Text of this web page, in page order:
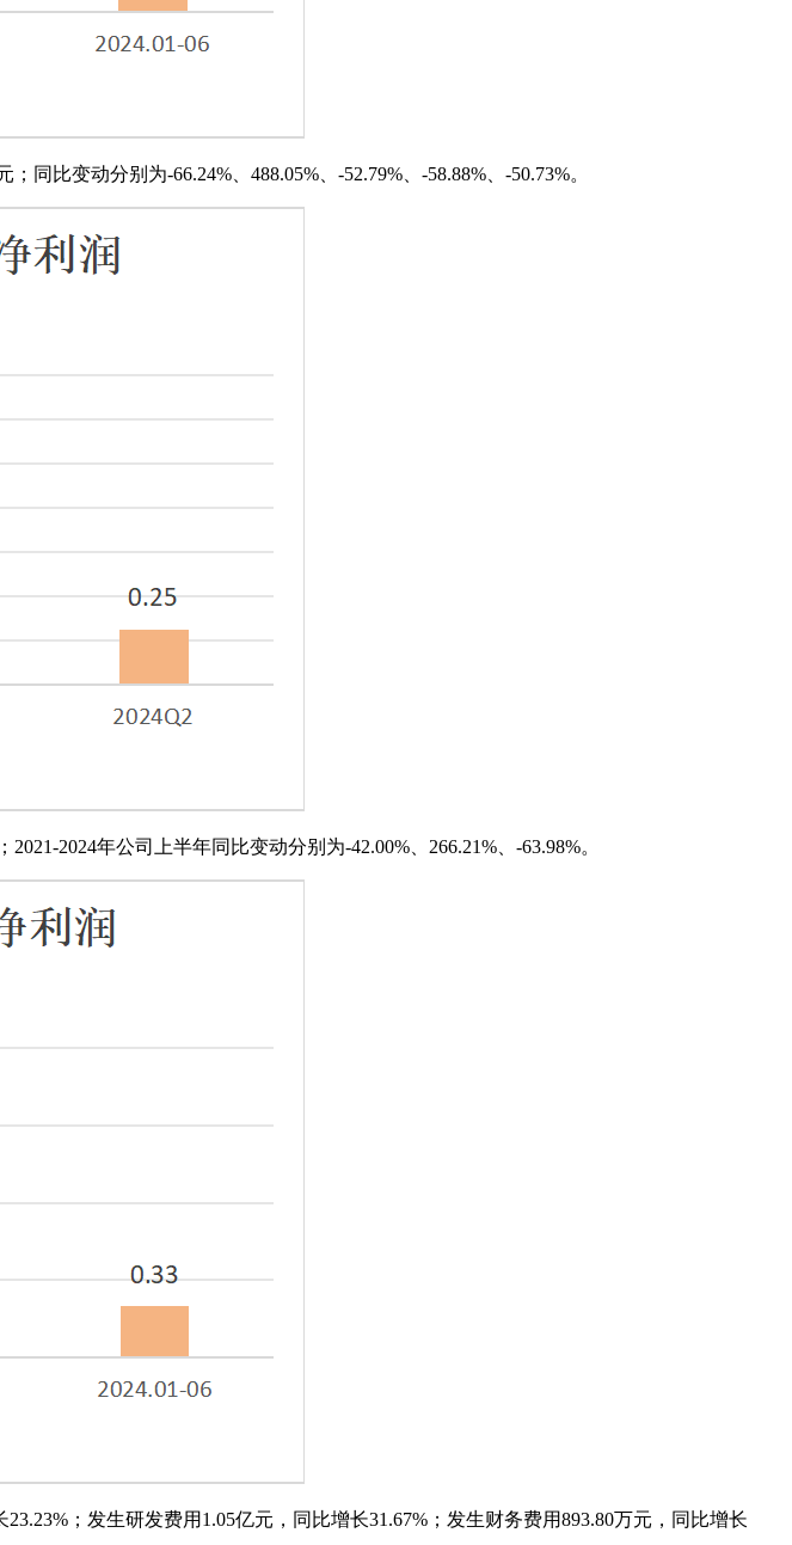
同比变动分别为-66.24%、488.05%、-52.79%、-58.88%、-50.73%。
2024年公司上半年同比变动分别为-42.00%、266.21%、-63.98%。
；发生研发费用1.05亿元，同比增长31.67%；发生财务费用893.80万元，同比增长